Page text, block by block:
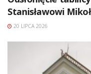
Stanisławowi
20 LIPCA 2026